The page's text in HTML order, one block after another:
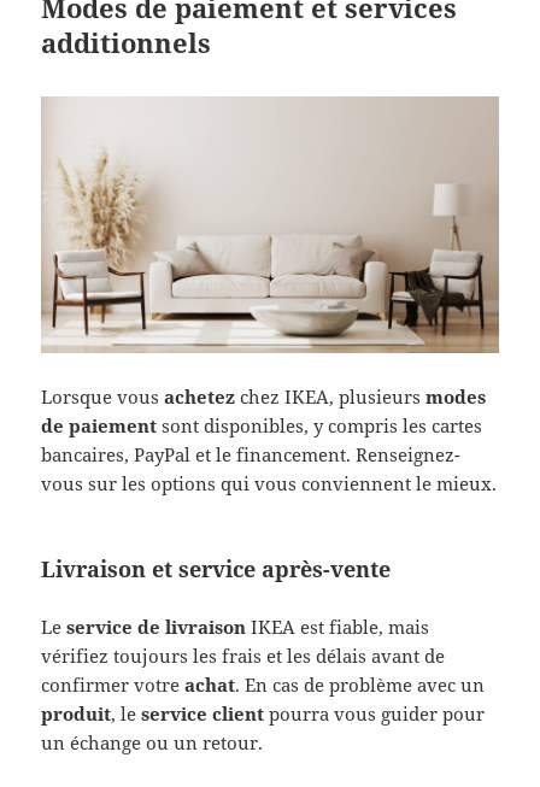
additionnels
Lorsque vousachetez chez IKEA, plusieursmodes
de paiement sont disponibles, y compris les cartes
bancaires, PayPal et le financement. Renseignez-
vous sur les options qui vous conviennent le mieux.
Livraison et service après-vente
Leservice de livraison IKEA est fiable, mais
vérifiez toujours les frais et les délais avant de
confirmer votreachat. En cas de problème avec un
produit, leservice client pourra vous guider pour
un échange ou un retour.